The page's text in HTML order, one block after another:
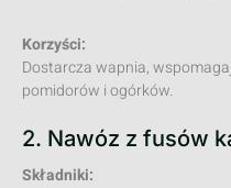
Korzyści:
Dostarcza wapnia,
pomidorów i ogórków.
2. Nawóz z fusów
Składniki: